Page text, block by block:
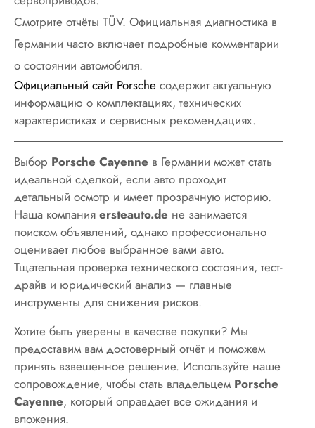
Смотрите отчёты TÜV. Официальная диагностика в
Германии часто включает подробные комментарии
о состоянии автомобиля.
Официальный сайт Porsche содержит актуальную
информацию о комплектациях, технических
характеристиках и сервисных рекомендациях.
Выбор Porsche Cayenne в Германии может стать
идеальной сделкой, если авто проходит
детальный осмотр и имеет прозрачную историю.
Наша компания ersteauto.de не занимается
поиском объявлений, однако профессионально
оценивает любое выбранное вами авто.
Тщательная проверка технического состояния, тест-
драйв и юридический анализ — главные
инструменты для снижения рисков.
Хотите быть уверены в качестве покупки? Мы
предоставим вам достоверный отчёт и поможем
принять взвешенное решение. Используйте наше
сопровождение, чтобы стать владельцем Porsche
Cayenne, который оправдает все ожидания и
вложения.